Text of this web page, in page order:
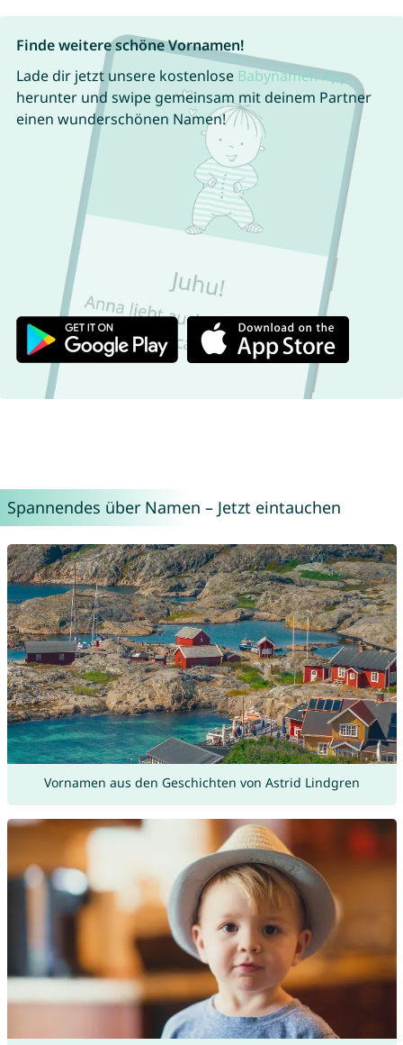
Finde weitere schöne Vornamen!
Lade dir jetzt unsere kostenlose Babynamen App
herunter und swipe gemeinsam mit deinem Partner
einen wunderschönen Namen!
Spannendes über Namen – Jetzt eintauchen
Vornamen aus den Geschichten von Astrid Lindgren